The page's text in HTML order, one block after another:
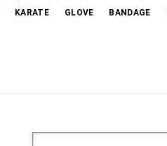
KARATE GLOVE BANDAGE